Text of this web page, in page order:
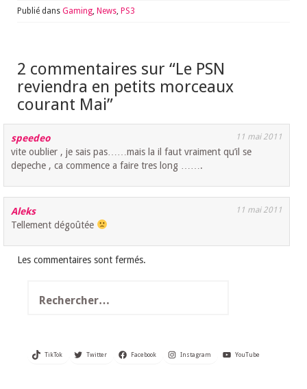
Publié dans Gaming News PS3
2 commentaires sur “Le PSN
reviendra en petits morceaux
courant Mai”
speedeo 11 mai 2011
vite oublier , je sais pas……mais la il faut vraiment qu’il se
depeche , ca commence a faire tres long …….
Aleks 11 mai 2011
Tellement dégoûtée
Les commentaires sont fermés.
TikTok Twitter Facebook Instagram YouTube